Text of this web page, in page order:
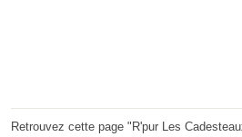
Retrouvez cette page "R'pur Les